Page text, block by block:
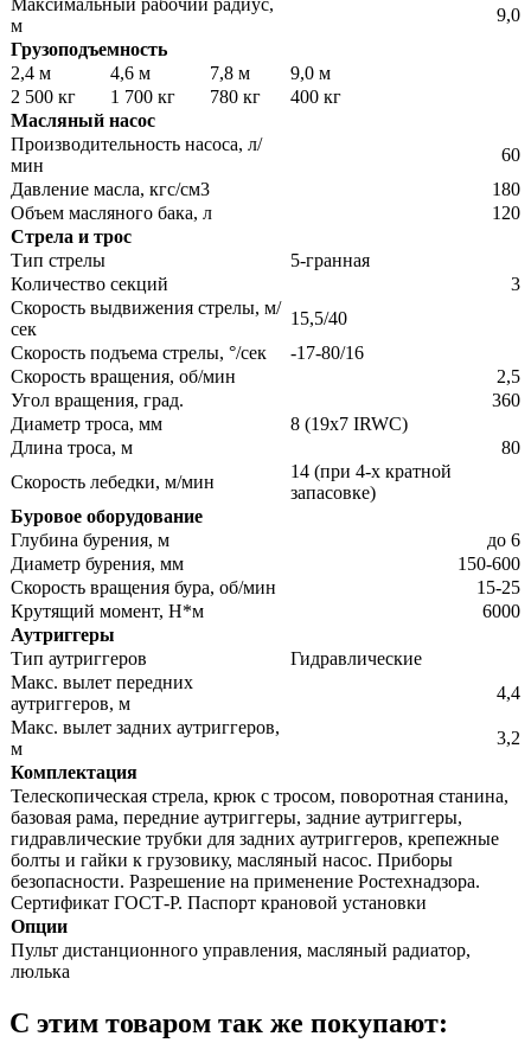
м
9,0
Грузоподъемность
2,4 м
4,6 м 7,8 м
9,0 м
2 500 кг
1 700 кг 780 кг
400 кг
Масляный насос
Производительность насоса, л/
мин
60
Давление масла, кгс/см3
180
Объем масляного бака, л
120
Стрела и трос
Тип стрелы
5-гранная
Количество секций
3
Скорость выдвижения стрелы, м/
сек
15,5/40
Скорость подъема стрелы, °/сек
-17-80/16
Скорость вращения, об/мин
2,5
Угол вращения, град.
360
Диаметр троса, мм
8 (19х7 IRWC)
Длина троса, м
80
Скорость лебедки, м/мин
14 (при 4-х кратной
запасовке)
Буровое оборудование
Глубина бурения, м
до 6
Диаметр бурения, мм
150-600
Скорость вращения бура, об/мин
15-25
Крутящий момент, Н*м
6000
Аутриггеры
Тип аутриггеров
Гидравлические
Макс. вылет передних
аутриггеров, м
4,4
Макс. вылет задних аутриггеров,
м
3,2
Комплектация
Телескопическая стрела, крюк с тросом, поворотная станина,
базовая рама, передние аутриггеры, задние аутриггеры,
гидравлические трубки для задних аутриггеров, крепежные
болты и гайки к грузовику, масляный насос. Приборы
безопасности. Разрешение на применение Ростехнадзора.
Сертификат ГОСТ-Р. Паспорт крановой установки
Опции
Пульт дистанционного управления, масляный радиатор,
люлька
С этим товаром так же покупают: